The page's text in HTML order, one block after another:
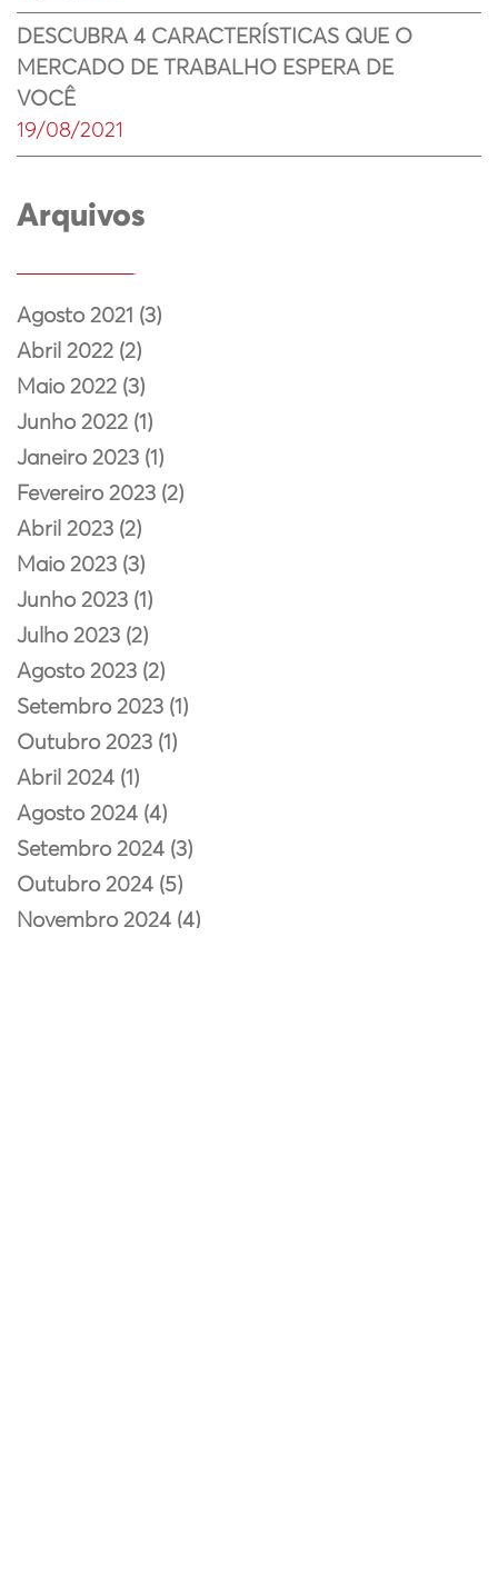
DESCUBRA 4 CARACTERÍSTICAS QUE O
MERCADO DE TRABALHO ESPERA DE
VOCÊ
19/08/2021
Arquivos
Agosto 2021 (3)
Abril 2022 (2)
Maio 2022 (3)
Junho 2022 (1)
Janeiro 2023 (1)
Fevereiro 2023 (2)
Abril 2023 (2)
Maio 2023 (3)
Junho 2023 (1)
Julho 2023 (2)
Agosto 2023 (2)
Setembro 2023 (1)
Outubro 2023 (1)
Abril 2024 (1)
Agosto 2024 (4)
Setembro 2024 (3)
Outubro 2024 (5)
Novembro 2024 (4)